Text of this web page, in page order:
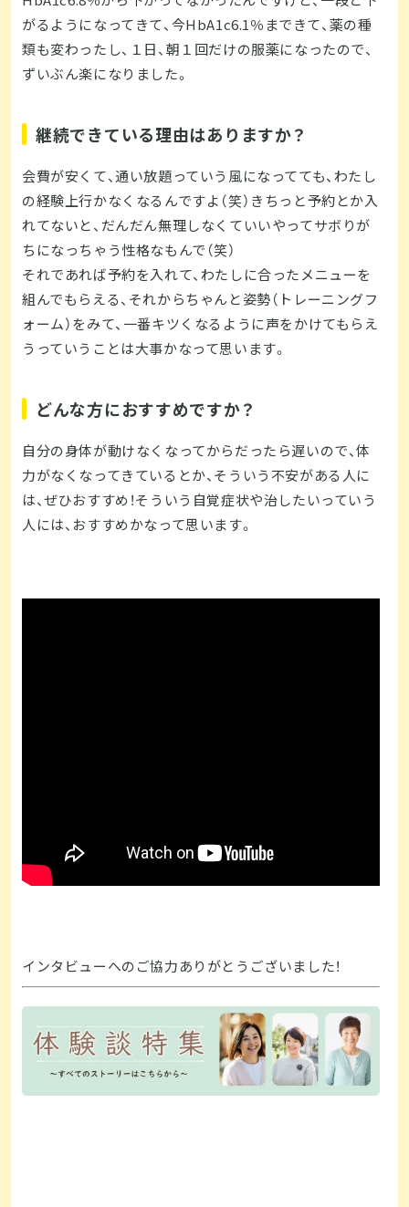
がるようになってきて、今HbA1c6.1％まできて、薬の種
類も変わったし、１日、朝１回だけの服薬になったので、
ずいぶん楽になりました。
継続できている理由はありますか？
会費が安くて、通い放題っていう風になってても、わたし
の経験上行かなくなるんですよ（笑）きちっと予約とか入
れてないと、だんだん無理しなくていいやってサボりが
ちになっちゃう性格なもんで（笑）
それであれば予約を入れて、わたしに合ったメニューを
組んでもらえる、それからちゃんと姿勢（トレーニングフ
ォーム）をみて、一番キツくなるように声をかけてもらえ
うっていうことは大事かなって思います。
どんな方におすすめですか？
自分の身体が動けなくなってからだったら遅いので、体
力がなくなってきているとか、そういう不安がある人に
は、ぜひおすすめ！そういう自覚症状や治したいっていう
人には、おすすめかなって思います。
インタビューへのご協力ありがとうございました！